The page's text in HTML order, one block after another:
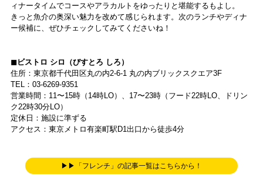
ィナータイムでコースやアラカルトをゆったりと堪能するもよし。
きっと魚介の奥深い魅力を改めて感じられます。次のランチやディナ
ー候補に、ぜひチェックしてみてくださいね！
◼︎ビストロ シロ（びすとろ しろ）
住所：東京都千代田区丸の内2-6-1 丸の内ブリックスクエア3F
TEL：03-6269-9351
営業時間：11〜15時（14時LO）、17〜23時（フード22時LO、ドリン
ク22時30分LO）
定休日：施設に準ずる
アクセス：東京メトロ有楽町駅D1出口から徒歩4分
▶▶「フレンチ」の記事一覧はこちらから！